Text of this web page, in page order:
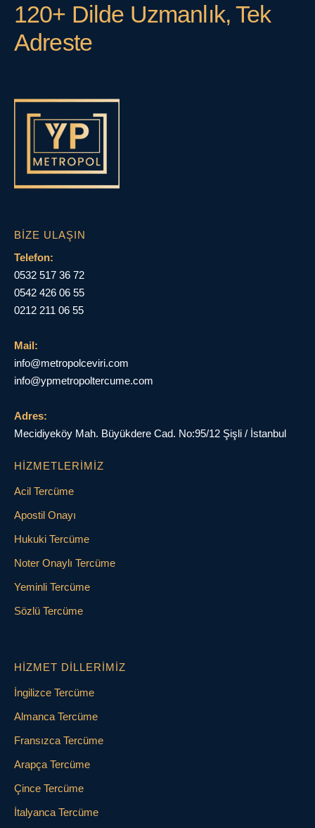
120+ Dilde Uzmanlık, Tek
Adreste
BIZE ULAŞIN
Telefon:
0532 517 36 72
0542 426 06 55
0212 211 06 55
Mail:
info@metropolceviri.com
info@ypmetropoltercume.com
Adres:
Mecidiyeköy Mah. Büyükdere Cad. No:95/12 Şişli / İstanbul
HIZMETLERIMIZ
Acil Tercüme
Apostil Onayı
Hukuki Tercüme
Noter Onaylı Tercüme
Yeminli Tercüme
Sözlü Tercüme
HIZMET DILLERIMIZ
İngilizce Tercüme
Almanca Tercüme
Fransızca Tercüme
Arapça Tercüme
Çince Tercüme
İtalyanca Tercüme